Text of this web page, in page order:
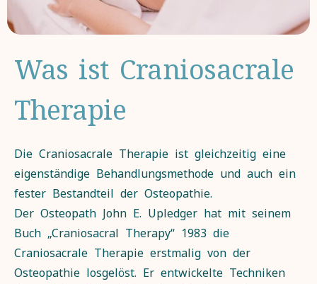
Was ist Craniosacrale
Therapie
Die Craniosacrale Therapie ist gleichzeitig eine
eigenständige Behandlungsmethode und auch ein
fester Bestandteil der Osteopathie.
Der Osteopath John E. Upledger hat mit seinem
Buch „Craniosacral Therapy“ 1983 die
Craniosacrale Therapie erstmalig von der
Osteopathie losgelöst. Er entwickelte Techniken